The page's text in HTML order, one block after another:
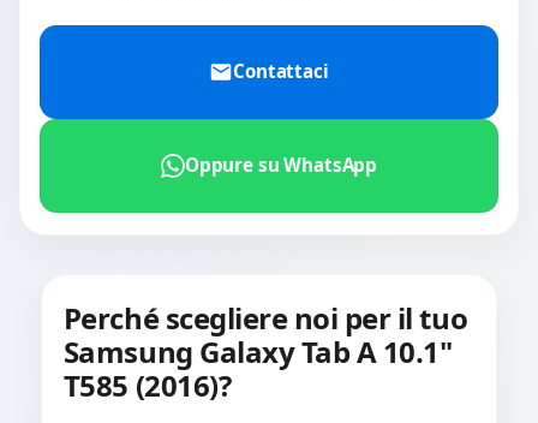
Contattaci
Oppure su WhatsApp
Perché scegliere noi per il tuo
Samsung Galaxy Tab A 10.1"
T585 (2016)?